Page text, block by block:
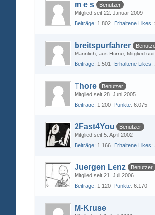
m e s
Benutzer
Mitglied seit 22. Januar 2009
Beiträge 1.802 Erhaltene Likes
breitspurfahrer
Männlich aus Herne Mitglied
Beiträge 1.501 Erhaltene Likes
Thore
Benutzer
Mitglied seit 28. Juni 2005
Beiträge 1.200 Punkte 6.075
2Fast4You
Benutzer
Mitglied seit 5. April 2002
Beiträge 1.166 Erhaltene Likes
Juergen Lenz
Benutzer
Mitglied seit 21. Juli 2006
Beiträge 1.120 Punkte 6.170
M-Kruse